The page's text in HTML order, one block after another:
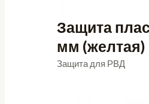
Защита
мм (желтая)
Защита для РВД